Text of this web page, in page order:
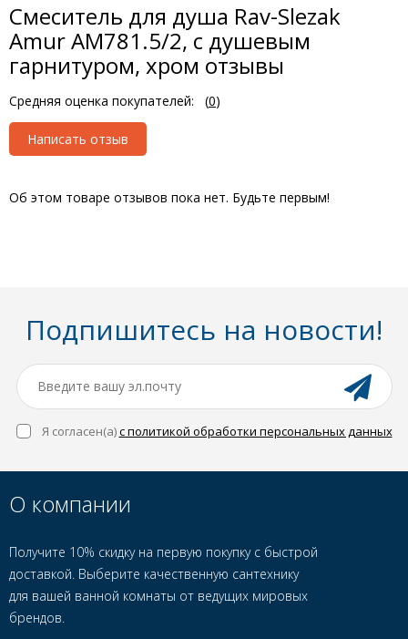
Смеситель для душа Rav-Slezak
Amur AM781.5/2, с душевым
гарнитуром, хром отзывы
Средняя оценка покупателей: (0)
Написать отзыв
Об этом товаре отзывов пока нет. Будьте первым!
Подпишитесь на новости!
Я согласен(a)с политикой обработки персональных данных
О компании
Получите 10% скидку на первую покупку с быстрой
доставкой. Выберите качественную сантехнику
для вашей ванной комнаты от ведущих мировых
брендов.